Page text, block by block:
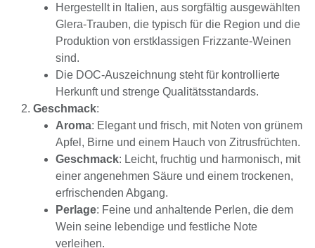
Herkunft:
Hergestellt in Italien, aus sorgfältig
ausgewählten Glera-Trauben, die typisch
für die Region und die Produktion von
erstklassigen Frizzante-Weinen sind.
Die DOC-Auszeichnung steht für
kontrollierte Herkunft und strenge
Qualitätsstandards.
Geschmack:
Aroma: Elegant und frisch, mit Noten von
grünem Apfel, Birne und einem Hauch von
Zitrusfrüchten.
Geschmack: Leicht, fruchtig und
harmonisch, mit einer angenehmen Säure
und einem trockenen, erfrischenden